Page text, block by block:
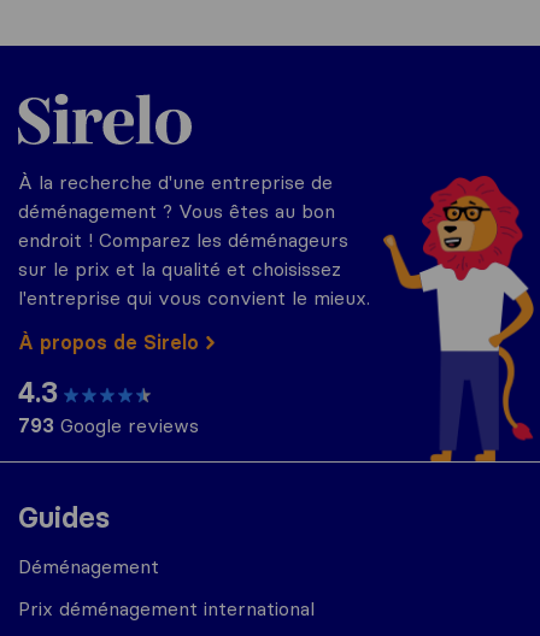
Guides
Déménagement
Prix déménagement international
Sirelo.fr
À la recherche d'une entreprise de
déménagement ? Vous êtes au bon
endroit ! Comparez les déménageurs
sur le prix et la qualité et choisissez
l'entreprise qui vous convient le mieux.
À propos de Sirelo
4.3
793 Google reviews